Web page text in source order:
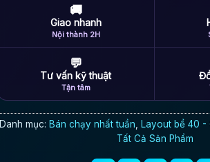
🚚
Giao nhanh
Nội thành 2H
💬
Tư vấn kỹ thuật
Tận tâm
Danh mục: Bán chạy nhất tuần Layout bể 40 -
Tất Cả Sản Phẩm